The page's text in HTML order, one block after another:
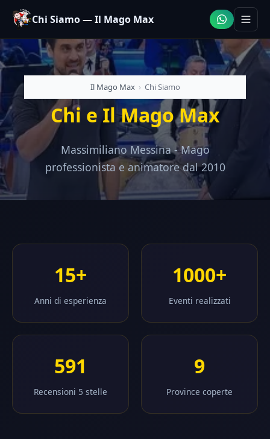
Chi Siamo — Il Mago Max
Il Mago Max › Chi Siamo
Chi e Il Mago Max
Massimiliano Messina - Mago
professionista e animatore dal 2010
15+
Anni di esperienza
1000+
Eventi realizzati
591
Recensioni 5 stelle
9
Province coperte